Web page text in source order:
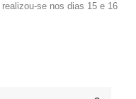
se nos dias 15 e 16